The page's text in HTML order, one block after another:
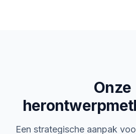
Onze
Een strategische aanpak